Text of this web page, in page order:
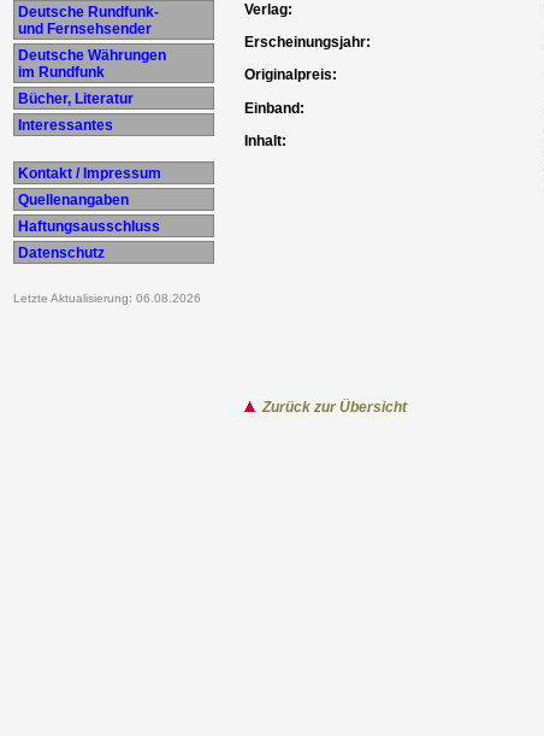
Deutsche Rundfunk-
und Fernsehsender
Deutsche Währungen
im Rundfunk
Bücher, Literatur
Interessantes
Kontakt / Impressum
Quellenangaben
Haftungsausschluss
Datenschutz
Letzte Aktualisierung: 06.08.2026
Verlag:
Erscheinungsjahr:
Originalpreis:
Einband:
Inhalt:
Zurück zur Übersicht